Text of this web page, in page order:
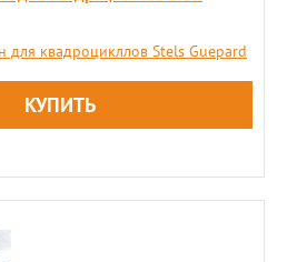
для квадроцикллов Stels Guepard